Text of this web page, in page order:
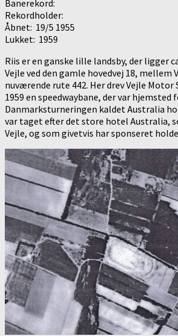
Banerekord:
Rekordholder:
Åbnet: 19/5 1955
Lukket: 1959
Riis er en ganske lille landsby, der ligger
Vejle ved den gamle hovedvej 18, mellem
nuværende rute 442. Her drev Vejle Motor
1959 en speedwaybane, der var hjemsted
Danmarksturneringen kaldet Australia
var taget efter det store hotel Australia,
Vejle, og som givetvis har sponseret